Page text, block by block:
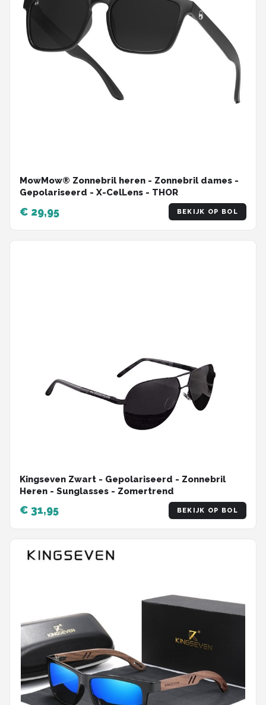
MowMow® Zonnebril heren - Zonnebril dames -
Gepolariseerd - X-CelLens - THOR
€ 29,95 BEKIJK OP BOL
Kingseven Zwart - Gepolariseerd - Zonnebril
Heren - Sunglasses - Zomertrend
€ 31,95 BEKIJK OP BOL